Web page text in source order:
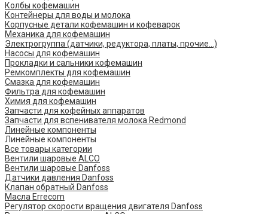
Колбы кофемашин
Контейнеры для воды и молока
Корпусные детали кофемашин и кофеварок
Механика для кофемашин
Электрогруппа (датчики, редуктора, платы, прочие...)
Насосы для кофемашин
Прокладки и сальники кофемашин
Ремкомплекты для кофемашин
Смазка для кофемашин
Фильтра для кофемашин
Химия для кофемашин
Запчасти для кофейных аппаратов
Запчасти для вспенивателя молока Redmond
Линейные компоненты
Линейные компоненты
Все товары категории
Вентили шаровые ALCO
Вентили шаровые Danfoss
Датчики давления Danfoss
Клапан обратный Danfoss
Масла Errecom
Регулятор скорости вращения двигателя Danfoss